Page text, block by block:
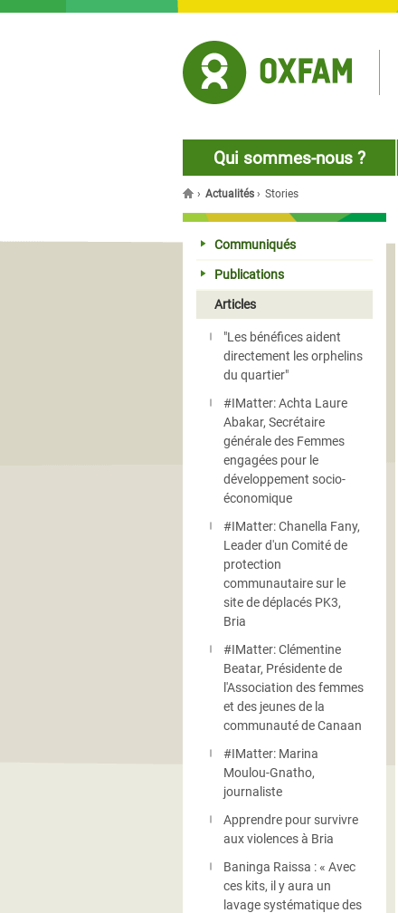
Qui sommes-nous ?
You are here
› Actualités › Stories
Communiqués
Publications
Articles
"Les bénéfices aident
directement les orphelins
du quartier"
#IMatter: Achta Laure
Abakar, Secrétaire
générale des Femmes
engagées pour le
développement socio-
économique
#IMatter: Chanella Fany,
Leader d'un Comité de
protection
communautaire sur le
site de déplacés PK3,
Bria
#IMatter: Clémentine
Beatar, Présidente de
l'Association des femmes
et des jeunes de la
communauté de Canaan
#IMatter: Marina
Moulou-Gnatho,
journaliste
Apprendre pour survivre
aux violences à Bria
Baninga Raissa : « Avec
ces kits, il y aura un
lavage systématique des